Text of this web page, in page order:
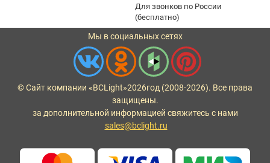
Для звонков по России
(бесплатно)
Мы в социальных сетях
© Сайт компании «BCLight»2026год (2008-2026). Все права
защищены.
за дополнительной информацией свяжитесь с нами
sales@bclight.ru